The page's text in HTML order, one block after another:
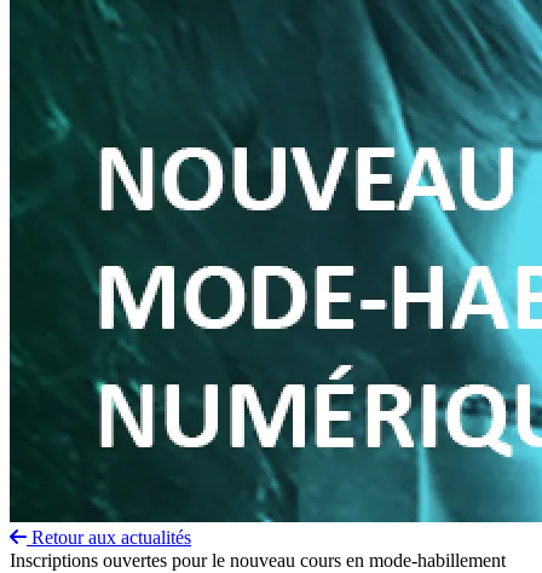
Retour aux actualités
Inscriptions ouvertes pour le nouveau cours en mode-habillement